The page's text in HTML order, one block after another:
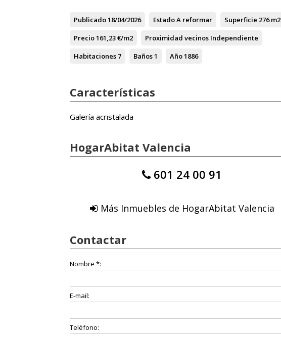
Publicado18/04/2026 EstadoA reformar Superficie 276 m2
Precio161,23 €/m2 Proximidad vecinos Independiente
Habitaciones 7 Baños1 Año1886
Características
Galería acristalada
HogarAbitat Valencia
601 24 00 91
Más Inmuebles de HogarAbitat Valencia
Contactar
Nombre *:
E-mail:
Teléfono: